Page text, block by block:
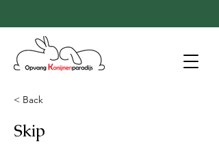
< Back
Skip